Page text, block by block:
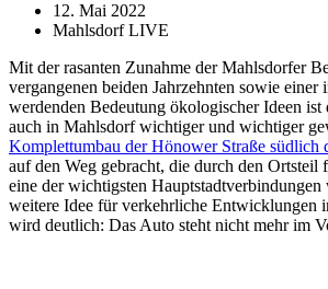
12. Mai 2022
Mahlsdorf LIVE
Mit der rasanten Zunahme der Mahlsdorfer
vergangenen beiden Jahrzehnten sowie einer
werdenden Bedeutung ökologischer Ideen ist
auch in Mahlsdorf wichtiger und wichtiger
Komplettumbau der Hönower Straße südlich
auf den Weg gebracht, die durch den Ortsteil
eine der wichtigsten
weitere Idee für verkehrliche Entwicklungen
wird deutlich: Das Auto steht nicht mehr im